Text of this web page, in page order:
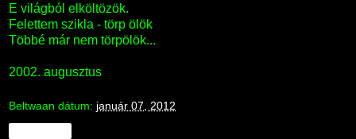
E világból elköltözök.
Felettem szikla - törp ölök
Többé már nem törpölök...
2002. augusztus
Beltwaan dátum: január 07, 2012